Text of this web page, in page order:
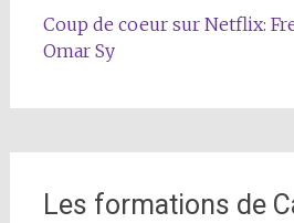
Coup de coeur sur Netflix:
Omar Sy
Les formations de